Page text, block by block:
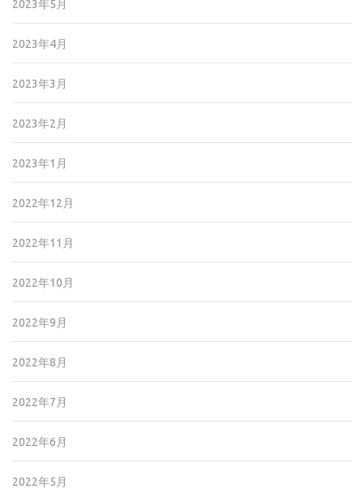
2023年5月
2023年4月
2023年3月
2023年2月
2023年1月
2022年12月
2022年11月
2022年10月
2022年9月
2022年8月
2022年7月
2022年6月
2022年5月